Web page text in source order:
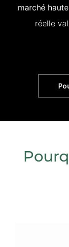
marché
réelle